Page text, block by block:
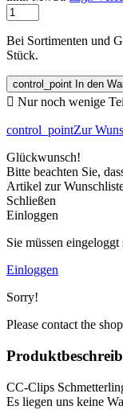
Bei Sortimenten und
Stück.
control_point In den
 Nur noch wenige
control_pointZur
Glückwunsch!
Bitte beachten Sie,
Artikel zur
Schließen
Einloggen
Sie müssen
Einloggen
Sorry!
Please contact the
CC-Clips
Es liegen uns keine